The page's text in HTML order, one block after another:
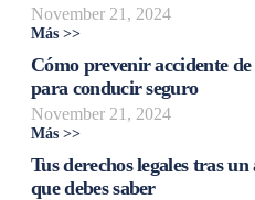
November 21, 2024
Más >>
Cómo prevenir accidente
para conducir seguro
November 21, 2024
Más >>
Tus derechos legales tras
que debes saber